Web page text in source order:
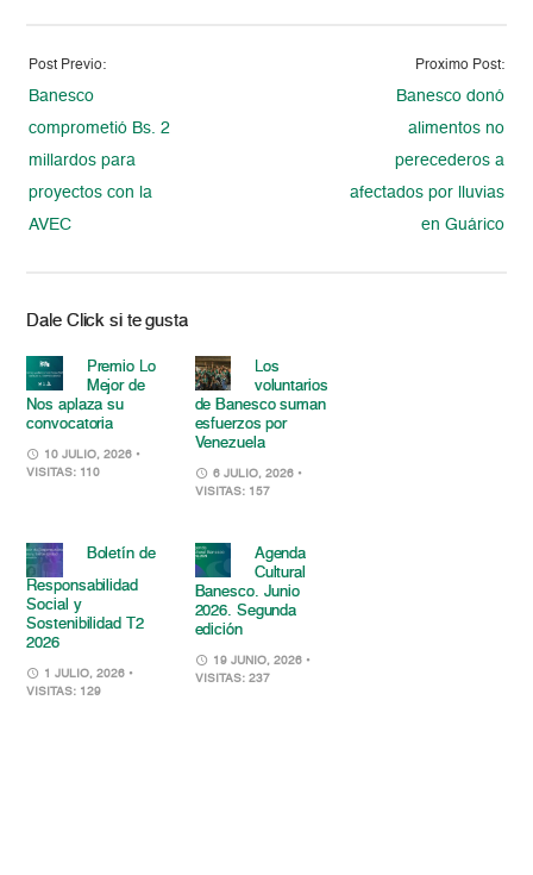
Post Previo:
Banesco
comprometió Bs. 2
millardos para
proyectos con la
AVEC
Proximo Post:
Banesco donó
alimentos no
perecederos a
afectados por lluvias
en Guárico
Dale Click si te gusta
Premio Lo
Mejor de
Nos aplaza su
convocatoria
10 JULIO, 2026 •
VISITAS: 110
Los
voluntarios
de Banesco suman
esfuerzos por
Venezuela
6 JULIO, 2026 •
VISITAS: 157
Boletín de
Responsabilidad
Social y
Sostenibilidad T2
2026
1 JULIO, 2026 •
VISITAS: 129
Agenda
Cultural
Banesco. Junio
2026. Segunda
edición
19 JUNIO, 2026 •
VISITAS: 237